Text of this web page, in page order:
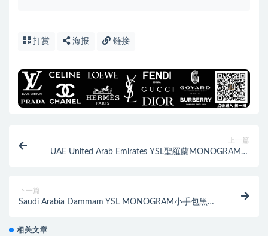
打赏 海报 链接
上一篇
UAE United Arab Emirates YSL聖羅蘭MONOGRAM手
下一篇
Saudi Arabia Dammam YSL MONOGRAM小手包黑色
相关文章